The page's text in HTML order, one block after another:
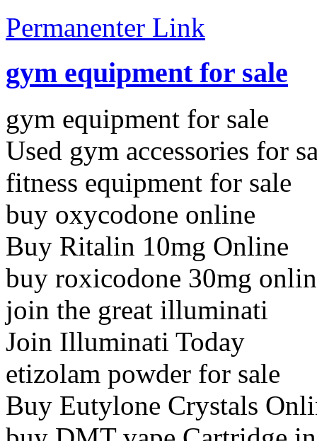
Permanenter Link
gym equipment for sale
gym equipment for sale
Used gym accessories for
fitness equipment for sale
buy oxycodone online
Buy Ritalin 10mg Online
buy roxicodone 30mg
join the great illuminati
Join Illuminati Today
etizolam powder for sale
Buy Eutylone Crystals